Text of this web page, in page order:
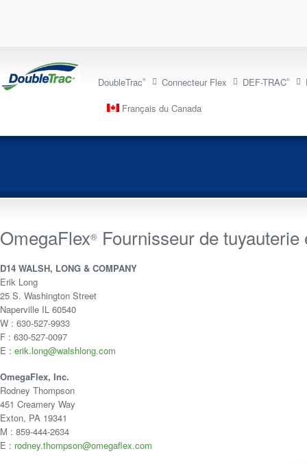
DoubleTrac® Connecteur Flex DEF-TRAC®
Français du Canada
OmegaFlex® Fournisseur de
D14 WALSH, LONG & COMPANY
Erik Long
25 S. Washington Street
Naperville IL 60540
W : 630-527-9933
F : 630-527-0097
E : erik.long@walshlong.com
OmegaFlex, Inc.
Rodney Thompson
451 Creamery Way
Exton, PA 19341
M : 859-444-2634
E : rodney.thompson@omegaflex.com